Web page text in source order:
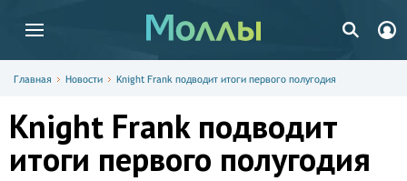
Главная Новости Knight Frank подводит итоги первого полугодия
Knight Frank подводит
итоги первого полугодия